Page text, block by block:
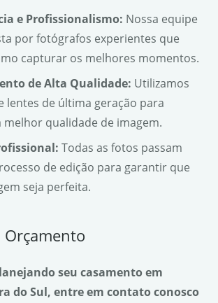
e Profissionalismo: Nossa equipe
por fotógrafos experientes que
capturar os melhores momentos.
de Alta Qualidade: Utilizamos
lentes de última geração para
melhor qualidade de imagem.
Todas as fotos passam
de edição para garantir que
seja perfeita.
seu casamento em
do Sul, entre em contato conosco